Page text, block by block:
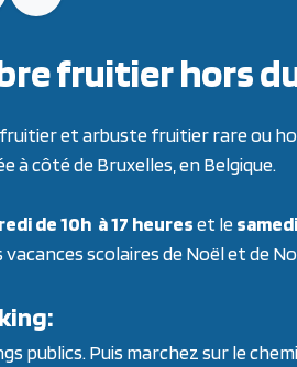
fruitier hors
et arbuste fruitier rare ou
à côté de Bruxelles, en Belgique.
de 10h à 17 heureset le
scolaires de Noël et de
publics. Puis marchez sur le